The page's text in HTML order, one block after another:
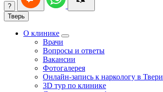
?
Тверь
О клинике
Врачи
Вопросы и ответы
Вакансии
Фотогалерея
Онлайн-запись к наркологу в Твери
3D тур по клинике